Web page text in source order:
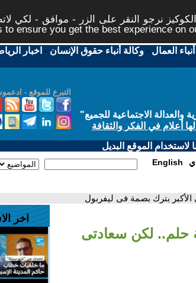
نرجو النقر على الزر - موافق - لكي
ensure you get the best experience on
العمال -وكالة أنباء حقوق الإنسان - اخبار
التبرع للموقع -
الاجتماعية للجميع"
أعلام في الفكر والثقافة
الموقع البديل
English
بترك بصمة فى ليفربول
حلم.. لكن سعادتى
اخر